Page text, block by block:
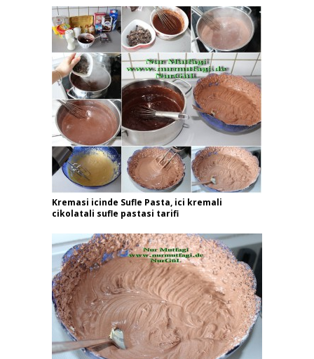
Kremasi icinde Sufle Pasta, ici kremali
cikolatali sufle pastasi tarifi